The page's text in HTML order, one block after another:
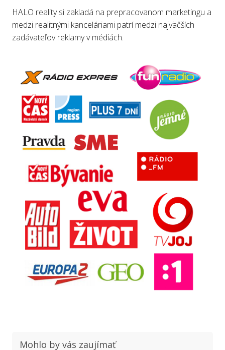
HALO reality si zakladá na prepracovanom marketingu a
medzi realitnými kanceláriami patrí medzi najväčších
zadávateľov reklamy v médiách.
Mohlo by vás zaujímať